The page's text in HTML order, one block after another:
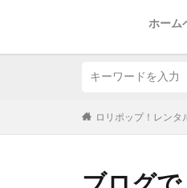
ホーム
ロリポップ！レンタ